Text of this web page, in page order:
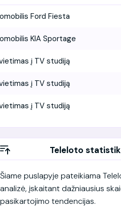
Ford Fiesta
KIA Sportage
į TV studiją
į TV studiją
į TV studiją
Teleloto
Šiame puslapyje pateikiama
analizė, įskaitant dažniausius
pasikartojimo tendencijas.